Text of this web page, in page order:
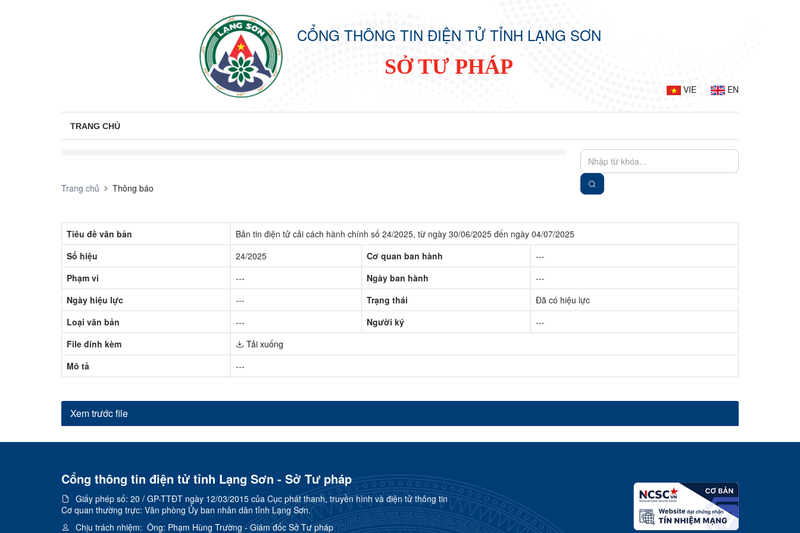
CỔNG THÔNG TIN ĐIỆN TỬ TỈNH LẠNG SƠN
SỞ TƯ PHÁP
VIE EN
TRANG CHỦ
Trang chủ Thông báo
Tiêu đề văn bản
Bản tin điện tử cải cách hành chính số 24/2025, từ ngày 30/06/2025 đến ngày 04/07/2025
Số hiệu
24/2025 Cơ quan ban hành
---
Phạm vi
--- Ngày ban hành
---
Ngày hiệu lực
--- Trạng thái
Đã có hiệu lực
Loại văn bản
--- Người ký
---
File đính kèm
Tải xuống
Mô tả
---
Xem trước file
Cổng thông tin điện tử tỉnh Lạng Sơn - Sở Tư pháp
Giấy phép số: 20 / GP-TTĐT ngày 12/03/2015 của Cục phát thanh, truyền hình và điện tử thông tin
Cơ quan thường trực: Văn phòng Ủy ban nhân dân tỉnh Lạng Sơn.
Chịu trách nhiệm: Ông: Phạm Hùng Trường - Giám đốc Sở Tư pháp